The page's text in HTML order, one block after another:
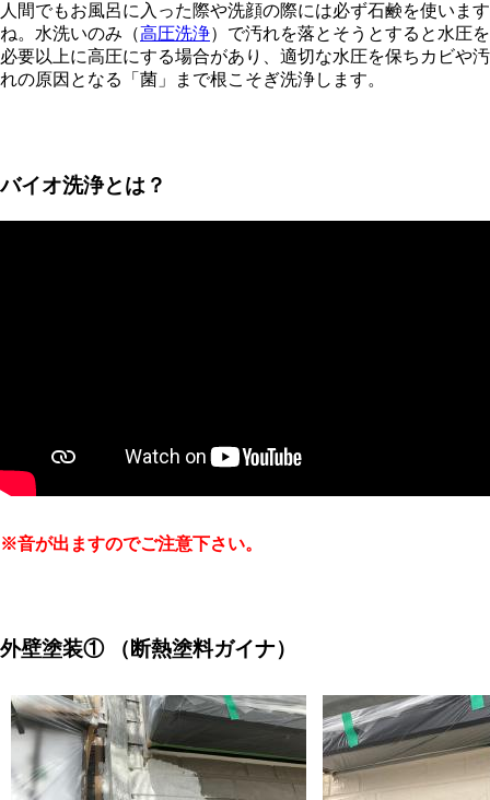
人間でもお風呂に入った際や洗顔の際には必ず石鹸を使います
ね。水洗いのみ（高圧洗浄）で汚れを落とそうとすると水圧を
必要以上に高圧にする場合があり、適切な水圧を保ちカビや汚
れの原因となる「菌」まで根こそぎ洗浄します。
バイオ洗浄とは？
※音が出ますのでご注意下さい。
外壁塗装①（断熱塗料ガイナ）